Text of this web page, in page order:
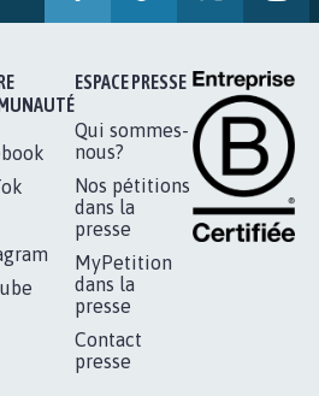
ESPACE PRESSE
Qui sommes-
nous?
Nos pétitions
dans la
presse
MyPetition
dans la
presse
Contact
presse